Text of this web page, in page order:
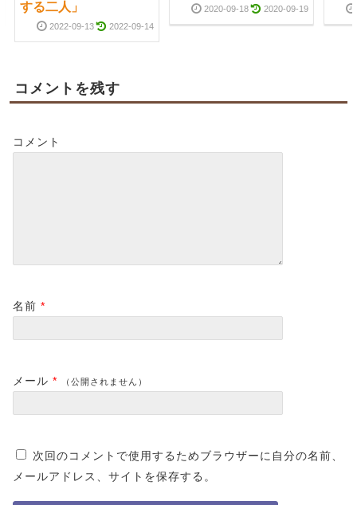
する二人」
2022-09-13 2022-09-14
2020-09-18 2020-09-19
コメントを残す
コメント
名前 *
メール * （公開されません）
次回のコメントで使用するためブラウザーに自分の名前、
メールアドレス、サイトを保存する。